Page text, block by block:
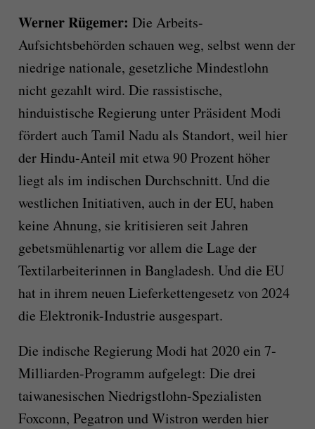
Werner Rügemer: Die Arbeits-
Aufsichtsbehörden schauen weg, selbst wenn der
niedrige nationale, gesetzliche Mindestlohn
nicht gezahlt wird. Die rassistische,
hinduistische Regierung unter Präsident Modi
fördert auch Tamil Nadu als Standort, weil hier
der Hindu-Anteil mit etwa 90 Prozent höher
liegt als im indischen Durchschnitt. Und die
westlichen Initiativen, auch in der EU, haben
keine Ahnung, sie kritisieren seit Jahren
gebetsmühlenartig vor allem die Lage der
Textilarbeiterinnen in Bangladesh. Und die EU
hat in ihrem neuen Lieferkettengesetz von 2024
die Elektronik-Industrie ausgespart.
Die indische Regierung Modi hat 2020 ein 7-
Milliarden-Programm aufgelegt: Die drei
taiwanesischen Niedrigstlohn-Spezialisten
Foxconn, Pegatron und Wistron werden hier